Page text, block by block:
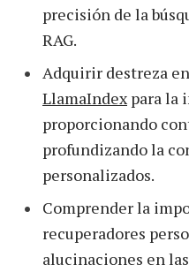
precisión de la
RAG.
Adquirir destreza
LlamaIndex para la
proporcionando
profundizando la
personalizados.
Comprender la
recuperadores
alucinaciones en